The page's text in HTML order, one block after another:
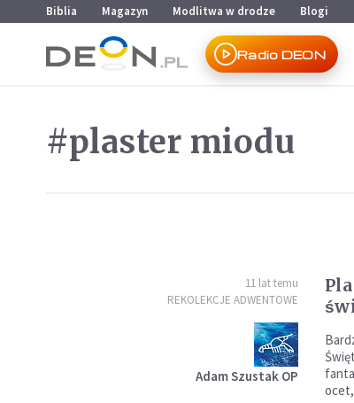
Przejdź do menu głównego
Przejdź do treści
Biblia Magazyn Modlitwa w drodze Blogi
Radio DEON
#plaster miodu
11 lat temu
REKOLEKCJE ADWENTOWE
Adam Szustak OP
ocet,